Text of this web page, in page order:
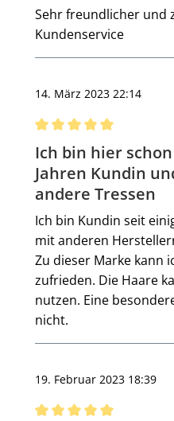
Sehr freundlicher und
Kundenservice
14. März 2023 22:14
Bewertung mit 5 von 5
Ich bin hier
Jahren Kundin
andere Tressen
Ich bin Kundin seit
mit anderen
Zu dieser Marke kann
zufrieden. Die Haare
nutzen. Eine
nicht.
19. Februar 2023 18:39